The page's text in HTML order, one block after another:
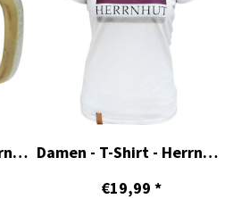
Frühstückstasse - Herrnhut - Collection
Damen - T-Shirt - Herrnhut - Collection
€19,99 *